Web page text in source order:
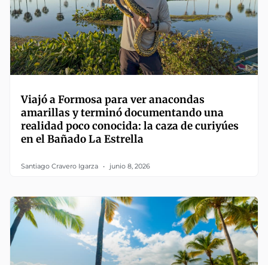
Viajó a Formosa para ver anacondas
amarillas y terminó documentando una
realidad poco conocida: la caza de curiyúes
en el Bañado La Estrella
Santiago Cravero Igarza junio 8, 2026